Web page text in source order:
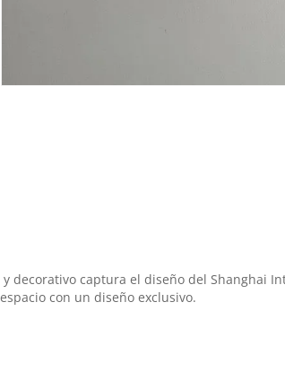
decorativo captura el diseño del Shanghai
con un diseño exclusivo.